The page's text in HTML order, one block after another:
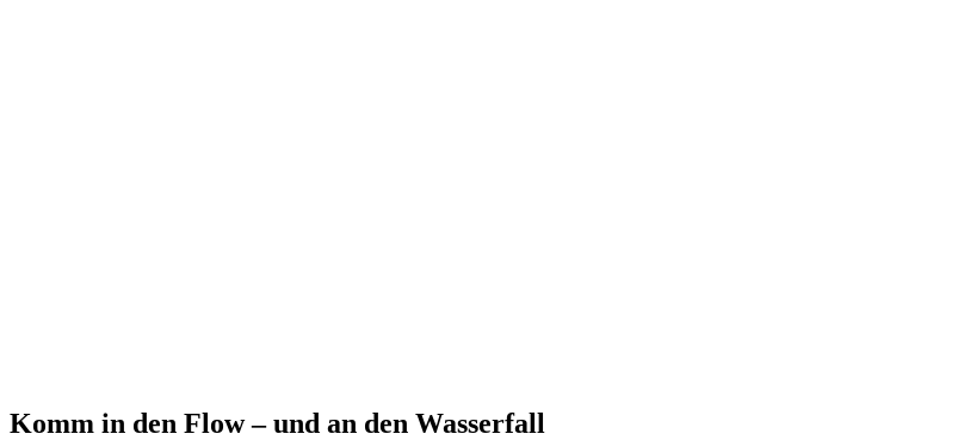
Komm in den Flow – und an den Wasserfall